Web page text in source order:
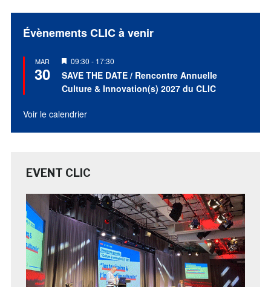
Évènements CLIC à venir
MAR
30
Mis
en
avant
09:30 - 17:30
SAVE THE DATE / Rencontre Annuelle
Culture & Innovation(s) 2027 du CLIC
Voir le calendrier
EVENT CLIC